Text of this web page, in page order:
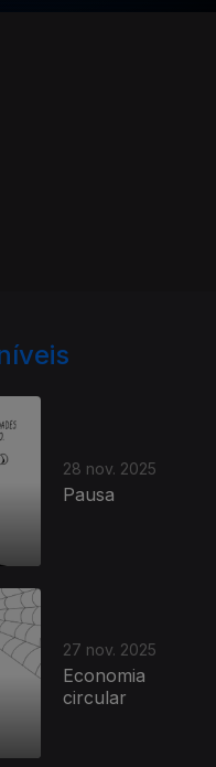
28 nov. 2025
Pausa
27 nov. 2025
Economia
circular